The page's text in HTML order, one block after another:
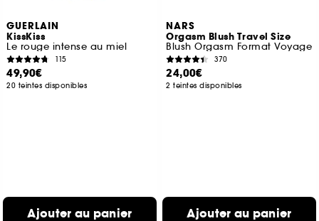
GUERLAIN
KissKiss
Le rouge intense au miel
115
49,90€
20 teintes disponibles
Ajouter au panier
NARS
Orgasm Blush Travel Size
Blush Orgasm Format Voyage
370
24,00€
2 teintes disponibles
Ajouter au panier